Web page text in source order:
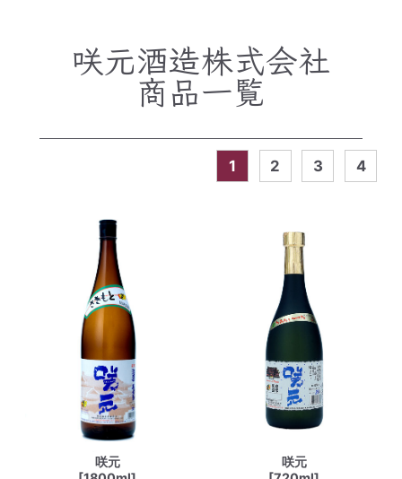
咲元酒造株式会社
商品一覧
1 2 3 4
咲元
咲元